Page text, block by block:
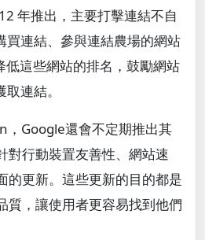
年推出，主要打擊連結不自
買連結、參與連結農場的網站
這些網站的排名，鼓勵網站
連結。
Google還會不定期推出其
對行動裝置友善性、網站速
的更新。這些更新的目的都是
質，讓使用者更容易找到他們